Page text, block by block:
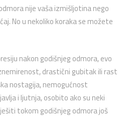
nije vaša izmišljotina nego
No u nekoliko koraka se možete
nakon godišnjeg odmora, evo
drastični gubitak ili rast
nostagija, nemogućnost
i ljutnja, osobito ako su neki
tokom godišnjeg odmora još